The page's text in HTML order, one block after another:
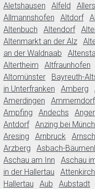
Aletshausen
Alfeld
Allmannshofen
Altdorf
Altenbuch
Altendorf
Altenmarkt an der Alz
an der Waldnaab
Altertheim
Altfraunhofen
Altomünster
Bayreuth-
in Unterfranken
Amberg
Amerdingen
Ammerndorf
Ampfing
Andechs
Antdorf
Anzing bei
Aresing
Arnbruck
Arzberg
Asbach-
Aschau am Inn
Aschau
in der Hallertau
Hallertau
Aub Aubstadt